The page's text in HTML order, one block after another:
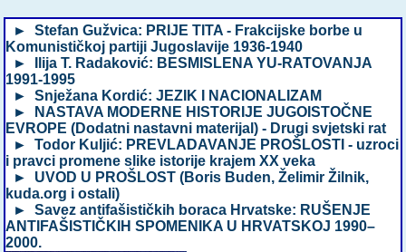
► Stefan Gužvica: PRIJE TITA - Frakcijske borbe u
Komunističkoj partiji Jugoslavije 1936-1940
► Ilija T. Radaković: BESMISLENA YU-RATOVANJA
1991-1995
► Snježana Kordić: JEZIK I NACIONALIZAM
► NASTAVA MODERNE HISTORIJE JUGOISTOČNE
EVROPE (Dodatni nastavni materijal) - Drugi svjetski rat
► Todor Kuljić: PREVLADAVANJE PROŠLOSTI - uzroci
i pravci promene slike istorije krajem XX veka
► UVOD U PROŠLOST (Boris Buden, Želimir Žilnik,
kuda.org i ostali)
► Savez antifašističkih boraca Hrvatske: RUŠENJE
ANTIFAŠISTIČKIH SPOMENIKA U HRVATSKOJ 1990–
2000.